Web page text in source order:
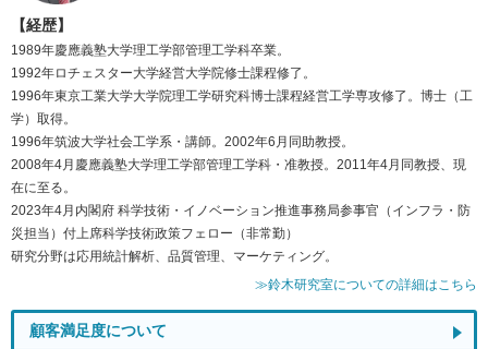
【経歴】
1989年慶應義塾大学理工学部管理工学科卒業。
1992年ロチェスター大学経営大学院修士課程修了。
1996年東京工業大学大学院理工学研究科博士課程経営工学専攻修了。博士（工
学）取得。
1996年筑波大学社会工学系・講師。2002年6月同助教授。
2008年4月慶應義塾大学理工学部管理工学科・准教授。2011年4月同教授、現
在に至る。
2023年4月内閣府 科学技術・イノベーション推進事務局参事官（インフラ・防
災担当）付上席科学技術政策フェロー（非常勤）
研究分野は応用統計解析、品質管理、マーケティング。
≫鈴木研究室についての詳細はこちら
顧客満足度について